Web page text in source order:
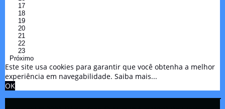
17
18
19
20
21
22
23
Próximo
Este site usa cookies para garantir que você obtenha a melhor
experiência em navegabilidade. Saiba mais...
OK